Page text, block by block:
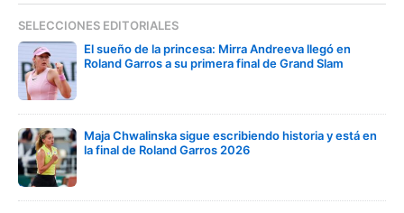
SELECCIONES EDITORIALES
El sueño de la princesa: Mirra Andreeva llegó en
Roland Garros a su primera final de Grand Slam
Maja Chwalinska sigue escribiendo historia y está en
la final de Roland Garros 2026